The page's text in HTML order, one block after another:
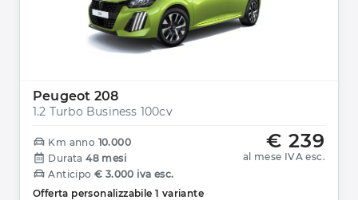
Peugeot 208
1.2 Turbo Business 100cv
€ 239
al mese IVA esc.
Km anno 10.000
Durata 48 mesi
Anticipo € 3.000 iva esc.
Offerta personalizzabile 1 variante